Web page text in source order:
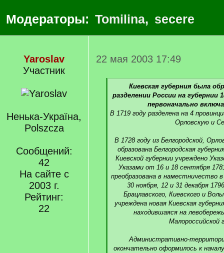
Модераторы: Tomilina, secere
Yaroslav
Участник
Ненька-Україна,
Polszcza
Сообщений:
42
На сайте с
2003 г.
Рейтинг:
22
22 мая 2003 17:49
q
Киевская губерния была
разделении России на губернии
первоначально
В 1719 году разделена на 4
Орловскую и
В 1728 году из Белгородской,
образована Белгородская
Киевской губернии учреждено
Указами от 16 и 18 сентября
преобразована в наместничество
30 ноября, 12 и 31 декабря
Брацлавского, Киевского и
учреждена новая Киевская
находившаяся на
Малороссийской
Административно-
окончательно оформилось к